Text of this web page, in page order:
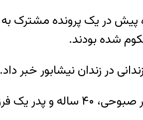
شده بودند.
در زندان نیشابور خبر داد.